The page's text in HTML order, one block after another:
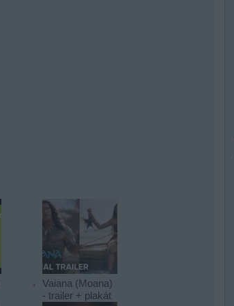
Vaiana (Moana)
- trailer + plakát